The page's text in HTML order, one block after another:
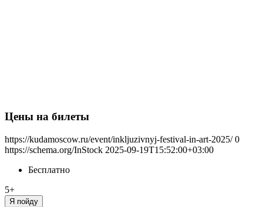
Цены на билеты
https://kudamoscow.ru/event/inkljuzivnyj-festival-in-art-2025/ 0
https://schema.org/InStock 2025-09-19T15:52:00+03:00
Бесплатно
5+
Я пойду